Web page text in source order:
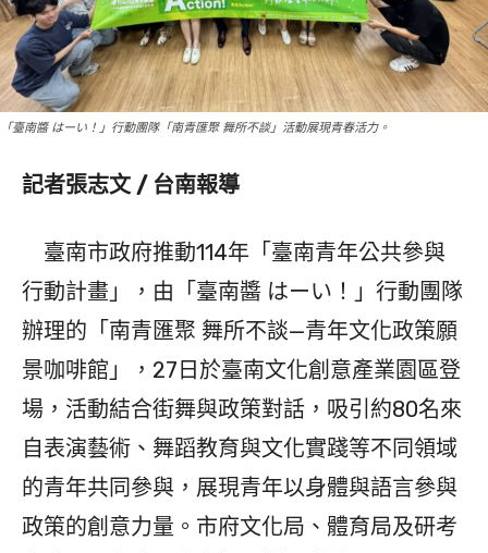
「臺南醬 はーい！」行動團隊「南青匯聚 舞所不談」活動展現青春活力。
記者張志文 / 台南報導
臺南市政府推動114年「臺南青年公共參與
行動計畫」，由「臺南醬 はーい！」行動團隊
辦理的「南青匯聚 舞所不談—青年文化政策願
景咖啡館」，27日於臺南文化創意產業園區登
場，活動結合街舞與政策對話，吸引約80名來
自表演藝術、舞蹈教育與文化實踐等不同領域
的青年共同參與，展現青年以身體與語言參與
政策的創意力量。市府文化局、體育局及研考